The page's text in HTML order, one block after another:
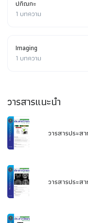
ปกิณกะ
1 บทความ
Imaging
1 บทความ
วารสารแนะนำ
วารสารประส
วารสารประส